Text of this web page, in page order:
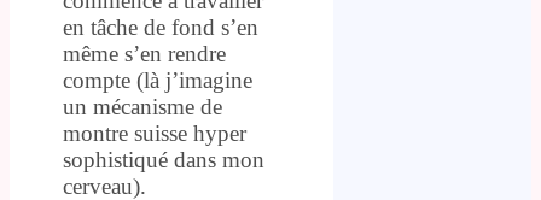
en tâche de fond s’en
même s’en rendre
compte (là j’imagine
un mécanisme de
montre suisse hyper
sophistiqué dans mon
cerveau).